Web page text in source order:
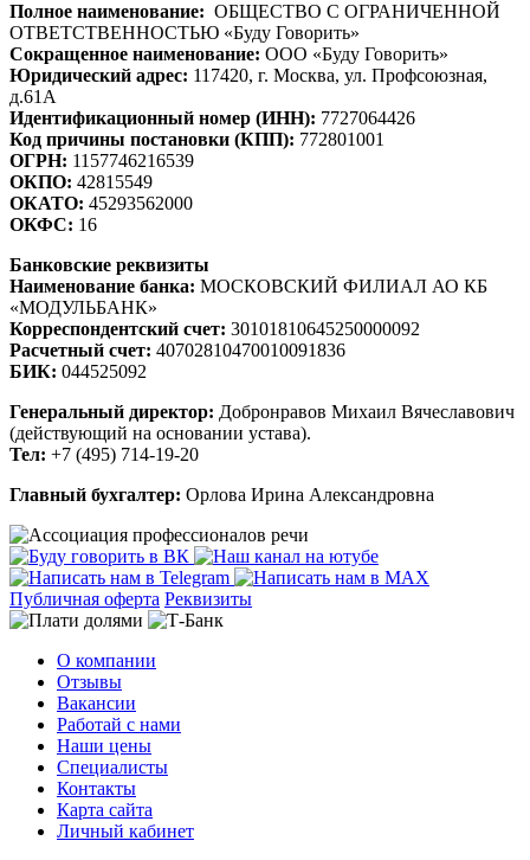
Полное наименование: ОБЩЕСТВО С ОГРАНИЧЕННОЙ
ОТВЕТСТВЕННОСТЬЮ «Буду Говорить»
Сокращенное наименование: ООО «Буду Говорить»
Юридический адрес: 117420, г. Москва, ул. Профсоюзная,
д.61А
Идентификационный номер (ИНН): 7727064426
Код причины постановки (КПП): 772801001
ОГРН: 1157746216539
ОКПО: 42815549
ОКАТО: 45293562000
ОКФС: 16
Банковские реквизиты
Наименование банка: МОСКОВСКИЙ ФИЛИАЛ АО КБ
«МОДУЛЬБАНК»
Корреспондентский счет: 30101810645250000092
Расчетный счет: 40702810470010091836
БИК: 044525092
Генеральный директор: Добронравов Михаил Вячеславович
(действующий на основании устава).
Тел: +7 (495) 714-19-20
Главный бухгалтер: Орлова Ирина Александровна
Публичная оферта Реквизиты
О компании
Отзывы
Вакансии
Работай с нами
Наши цены
Специалисты
Контакты
Карта сайта
Личный кабинет